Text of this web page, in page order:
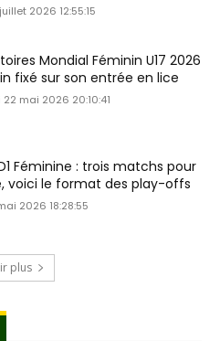
2026 12:55:15
Mondial Féminin U17 2026
fixé sur son entrée en lice
mai 2026 20:10:41
Féminine : trois matchs pour
voici le format des play-offs
2026 18:28:55
plus